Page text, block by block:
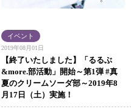
2019年08月01日
【終了いたしました】「るるぶ
&more.部活動」開始～第1弾 #真
夏のクリームソーダ部～2019年8
月17日（土）実施！